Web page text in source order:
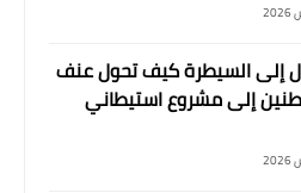
تستقبل وفدا
الشعبي
إلى السيطرة كيف تحول عنف
إلى مشروع استيطاني